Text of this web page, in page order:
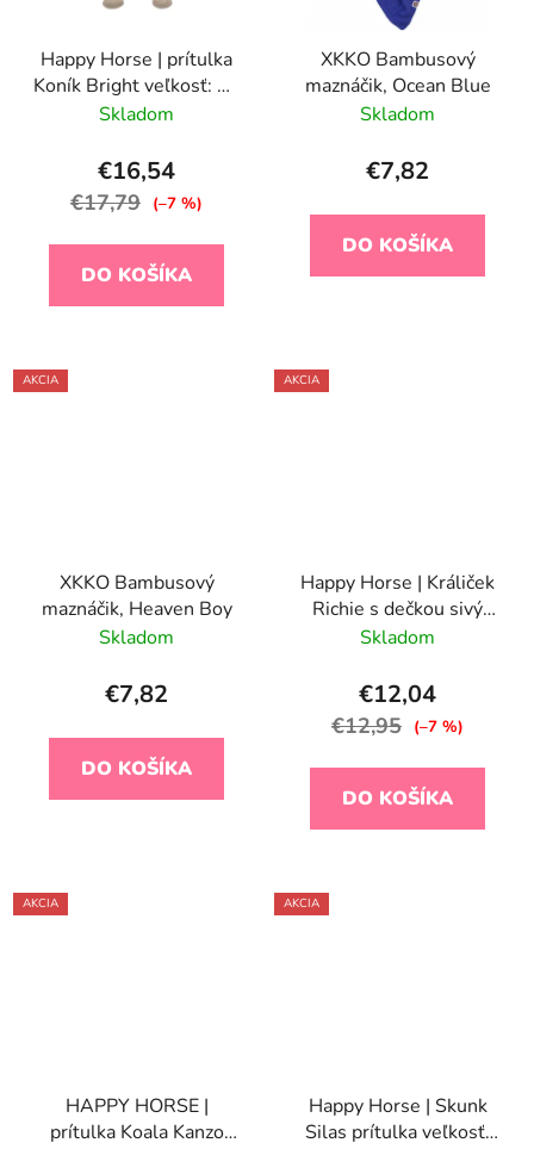
Happy Horse | prítulka
Koník Bright veľkosť: 28
cm
Skladom
€16,54
€17,79 (–7 %)
DO KOŠÍKA
XKKO Bambusový
maznáčik, Ocean Blue
Skladom
€7,82
DO KOŠÍKA
AKCIA
XKKO Bambusový
maznáčik, Heaven Boy
Skladom
€7,82
DO KOŠÍKA
AKCIA
Happy Horse | Králiček
Richie s dečkou sivý
veľkosť: 28 cm
Skladom
€12,04
€12,95 (–7 %)
DO KOŠÍKA
AKCIA
HAPPY HORSE |
prítulka Koala Kanzo
AKCIA
Happy Horse | Skunk
Silas prítulka veľkosť: